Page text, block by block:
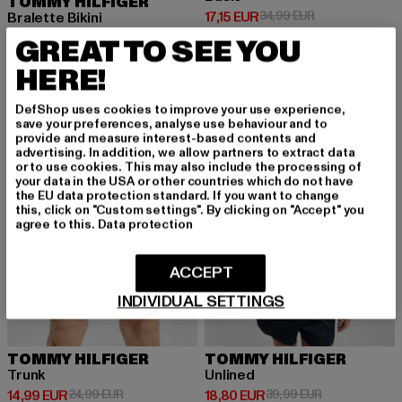
Bralette Bikini
26,00 EUR
Derzeitiger Preis: 26,00 EUR
64,99 EURAktionspreis: 64,99 EUR
17,15 EUR
Derzeitiger Preis: 17,15 EUR
34,99 EURAktionspreis:
-40%
TOMMY HILFIGER
Trunk
14,99 EUR
Derzeitiger Preis: 14,99 EUR
24,99 EURAktionspreis: 24,99 EUR
-53%
TOMMY HILFIGER
Unlined
18,80 EUR
Derzeitiger Preis: 18,80 EUR
39,99 EURAktionspreis:
GREAT TO SEE YOU
HERE!
DefShop uses cookies to improve your use experience,
save your preferences, analyse use behaviour and to
provide and measure interest-based contents and
advertising. In addition, we allow partners to extract data
or to use cookies. This may also include the processing of
your data in the USA or other countries which do not have
the EU data protection standard. If you want to change
this, click on "Custom settings". By clicking on "Accept" you
agree to this. Data protection
INDIVIDUAL SETTINGS
ACCEPT